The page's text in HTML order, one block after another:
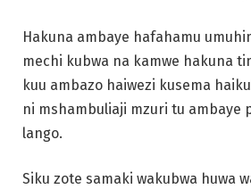
Hakuna ambaye hafahamu
mechi kubwa na kamwe hakuna
kuu ambazo haiwezi kusema
ni mshambuliaji mzuri tu ambaye
lango.
Siku zote samaki wakubwa huwa